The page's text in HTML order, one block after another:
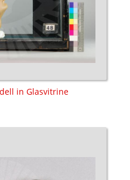
in Glasvitrine